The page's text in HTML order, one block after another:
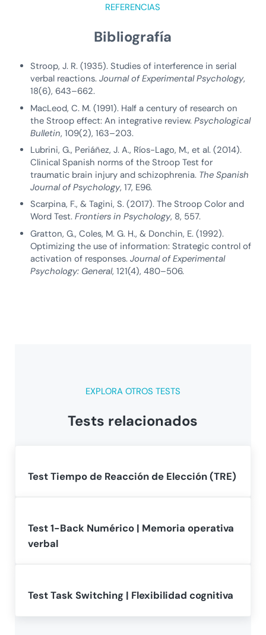
REFERENCIAS
Bibliografía
Stroop, J. R. (1935). Studies of interference in serial
verbal reactions. Journal of Experimental Psychology,
18(6), 643–662.
MacLeod, C. M. (1991). Half a century of research on
the Stroop effect: An integrative review. Psychological
Bulletin, 109(2), 163–203.
Lubrini, G., Periáñez, J. A., Ríos-Lago, M., et al. (2014).
Clinical Spanish norms of the Stroop Test for
traumatic brain injury and schizophrenia. The Spanish
Journal of Psychology, 17, E96.
Scarpina, F., & Tagini, S. (2017). The Stroop Color and
Word Test. Frontiers in Psychology, 8, 557.
Gratton, G., Coles, M. G. H., & Donchin, E. (1992).
Optimizing the use of information: Strategic control of
activation of responses. Journal of Experimental
Psychology: General, 121(4), 480–506.
EXPLORA OTROS TESTS
Tests relacionados
Test Tiempo de Reacción de Elección (TRE)
Test 1-Back Numérico | Memoria operativa
verbal
Test Task Switching | Flexibilidad cognitiva